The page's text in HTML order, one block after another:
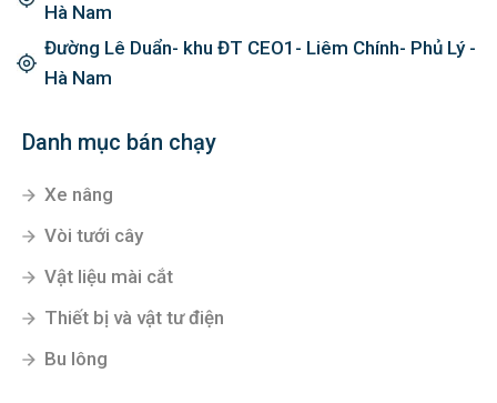
Hà Nam
Đường Lê Duẩn- khu ĐT CEO1- Liêm Chính- Phủ Lý -
Hà Nam
Danh mục bán chạy
Xe nâng
Vòi tưới cây
Vật liệu mài cắt
Thiết bị và vật tư điện
Bu lông